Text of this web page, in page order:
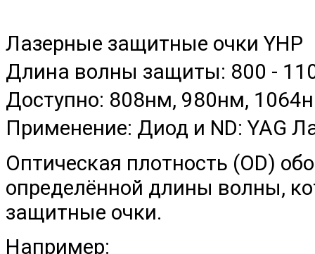
Лазерные защитные очки YHP
Длина волны защиты: 800 -
Доступно: 808нм, 980нм,
Применение: Диод и ND: YAG
Оптическая плотность (OD)
определённой длины волны,
защитные очки.
Например: